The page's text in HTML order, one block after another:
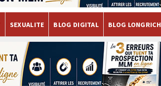
SEXUALITE BLOG DIGITAL BLOG LONGRICH